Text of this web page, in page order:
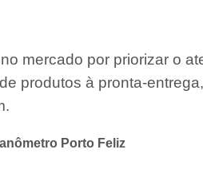
mercado por priorizar o
produtos à pronta-
Porto Feliz